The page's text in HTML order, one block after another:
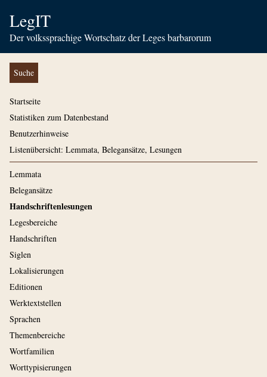
LegIT
Der volkssprachige Wortschatz der Leges barbarorum
Suche
Startseite
Statistiken zum Datenbestand
Benutzerhinweise
Listenübersicht: Lemmata, Belegansätze, Lesungen
Lemmata
Belegansätze
Handschriftenlesungen
Legesbereiche
Handschriften
Siglen
Lokalisierungen
Editionen
Werktextstellen
Sprachen
Themenbereiche
Wortfamilien
Worttypisierungen